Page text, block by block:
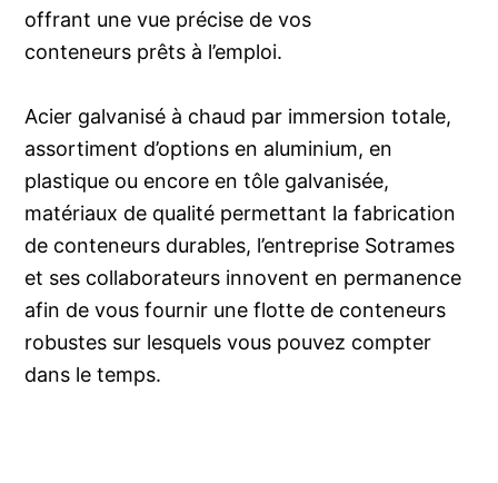
offrant une vue précise de vos
conteneurs prêts à l’emploi.
Acier galvanisé à chaud par immersion totale,
assortiment d’options en aluminium, en
plastique ou encore en tôle galvanisée,
matériaux de qualité permettant la fabrication
de conteneurs durables, l’entreprise Sotrames
et ses collaborateurs innovent en permanence
afin de vous fournir une flotte de conteneurs
robustes sur lesquels vous pouvez compter
dans le temps.